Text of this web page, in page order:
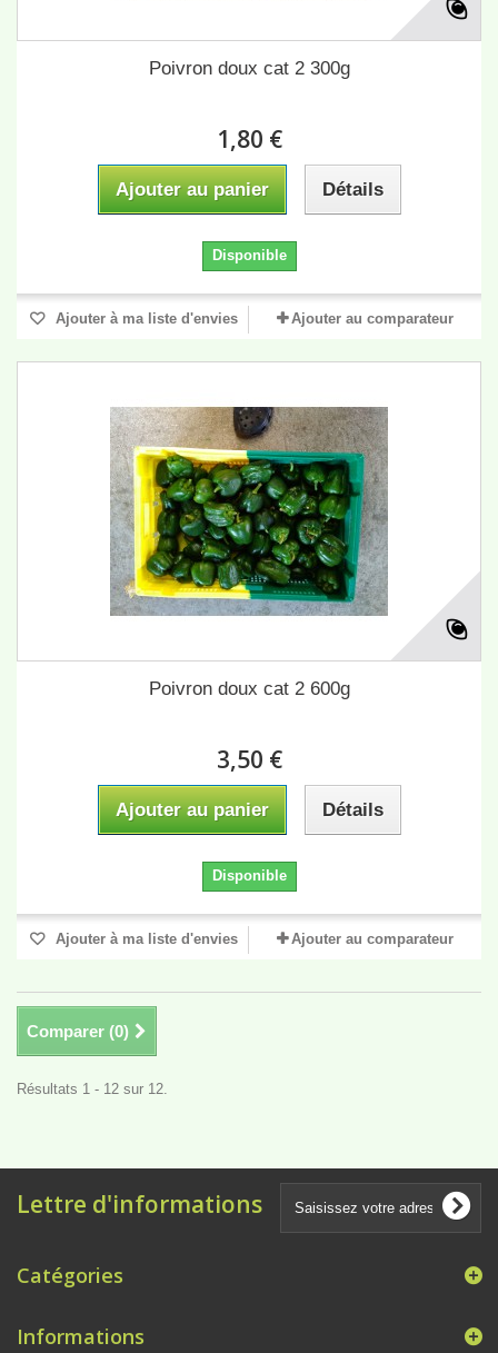
Poivron doux cat 2 300g
1,80 €
Ajouter au panier Détails
Disponible
Ajouter à ma liste d'envies Ajouter au comparateur
Poivron doux cat 2 600g
3,50 €
Ajouter au panier Détails
Disponible
Ajouter à ma liste d'envies Ajouter au comparateur
Comparer (0)
Résultats 1 - 12 sur 12.
Lettre d'informations
Catégories
Informations